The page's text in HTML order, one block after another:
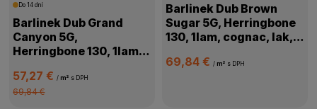
Do 14 dní
Barlinek Dub Grand
Canyon 5G,
Herringbone 130, 1lam,
kartáč,4V,1WC000011
57,27 €/ m² s DPH
69,84 €
Barlinek Dub Brown
Sugar 5G, Herringbone
130, 1lam, cognac, lak,
69,84 € / m² s DPH